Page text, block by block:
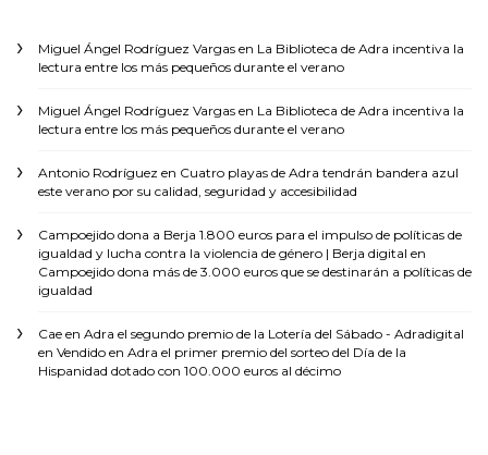
Miguel Ángel Rodríguez Vargas en La Biblioteca de Adra incentiva la
lectura entre los más pequeños durante el verano
Miguel Ángel Rodríguez Vargas en La Biblioteca de Adra incentiva la
lectura entre los más pequeños durante el verano
Antonio Rodríguez en Cuatro playas de Adra tendrán bandera azul
este verano por su calidad, seguridad y accesibilidad
Campoejido dona a Berja 1.800 euros para el impulso de políticas de
igualdad y lucha contra la violencia de género | Berja digital en
Campoejido dona más de 3.000 euros que se destinarán a políticas de
igualdad
Cae en Adra el segundo premio de la Lotería del Sábado - Adradigital
en Vendido en Adra el primer premio del sorteo del Día de la
Hispanidad dotado con 100.000 euros al décimo